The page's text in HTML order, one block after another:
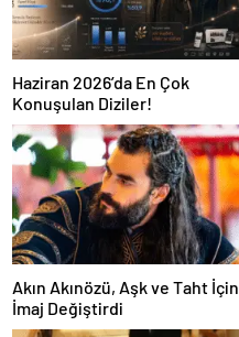
Haziran 2026’da En Çok
Konuşulan Diziler!
Akın Akınözü, Aşk ve Taht İçin
İmaj Değiştirdi